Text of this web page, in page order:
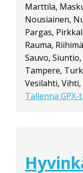
Marttila,
Nousiainen,
Pargas,
Rauma,
Sauvo,
Tampere,
Vesilahti, Vihti,
Tallenna